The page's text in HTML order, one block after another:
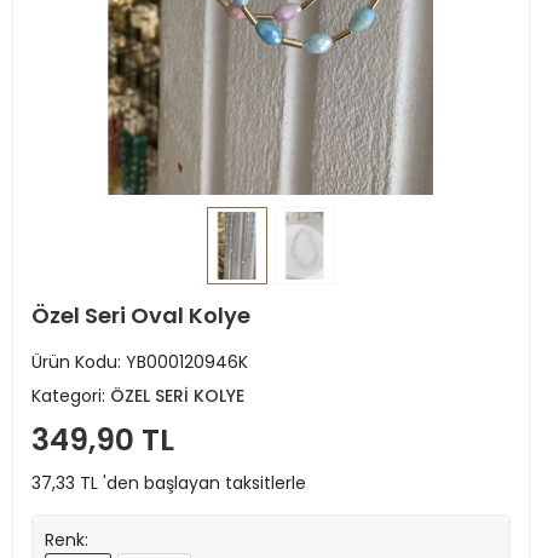
Özel Seri Oval Kolye
Ürün Kodu: YB000120946K
Kategori: ÖZEL SERİ KOLYE
349,90 TL
37,33 TL 'den başlayan taksitlerle
Renk: